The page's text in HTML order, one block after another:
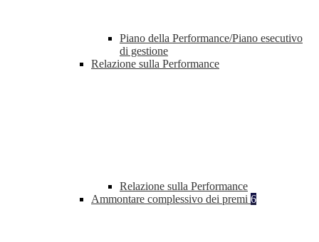
Piano della Performance/Piano esecutivo
di gestione
Relazione sulla Performance
Relazione sulla Performance
Ammontare complessivo dei premi 6